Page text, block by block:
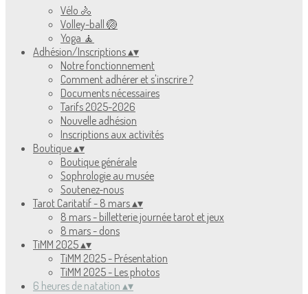
Vélo 🚴
Volley-ball 🏐
Yoga 🧘
Adhésion/Inscriptions▴▾
Notre fonctionnement
Comment adhérer et s'inscrire ?
Documents nécessaires
Tarifs 2025-2026
Nouvelle adhésion
Inscriptions aux activités
Boutique▴▾
Boutique générale
Sophrologie au musée
Soutenez-nous
Tarot Caritatif - 8 mars▴▾
8 mars - billetterie journée tarot et jeux
8 mars - dons
TiMM 2025▴▾
TiMM 2025 - Présentation
TiMM 2025 - Les photos
6 heures de natation ▴▾